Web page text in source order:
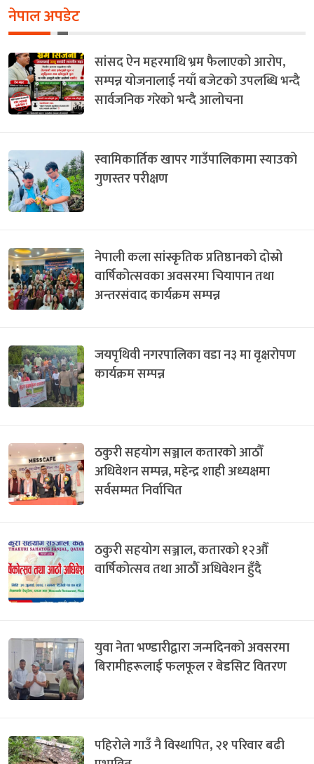
नेपाल अपडेट
सांसद ऐन महरमाथि भ्रम फैलाएको आरोप,
सम्पन्न योजनालाई नयाँ बजेटको उपलब्धि भन्दै
सार्वजनिक गरेको भन्दै आलोचना
स्वामिकार्तिक खापर गाउँपालिकामा स्याउको
गुणस्तर परीक्षण
नेपाली कला सांस्कृतिक प्रतिष्ठानको दोस्रो
वार्षिकोत्सवका अवसरमा चियापान तथा
अन्तरसंवाद कार्यक्रम सम्पन्न
जयपृथिवी नगरपालिका वडा न३ मा वृक्षरोपण
कार्यक्रम सम्पन्न
ठकुरी सहयोग सञ्जाल कतारको आठौँ
अधिवेशन सम्पन्न, महेन्द्र शाही अध्यक्षमा
सर्वसम्मत निर्वाचित
ठकुरी सहयोग सञ्जाल, कतारको १२औँ
वार्षिकोत्सव तथा आठौँ अधिवेशन हुँदै
युवा नेता भण्डारीद्वारा जन्मदिनको अवसरमा
बिरामीहरूलाई फलफूल र बेडसिट वितरण
पहिरोले गाउँ नै विस्थापित, २१ परिवार बढी